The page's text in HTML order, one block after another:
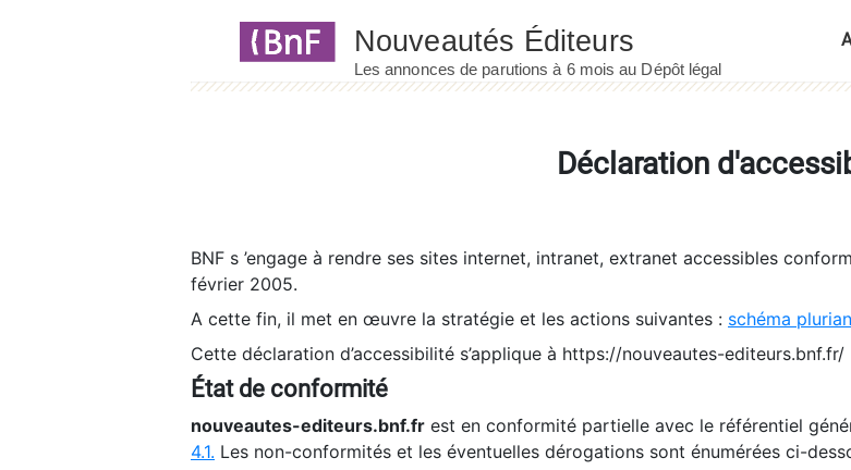
Déclaration
BNF s ’engage à rendre ses sites internet, intranet, extranet accessibles
février 2005.
A cette fin, il met en œuvre la stratégie et les actions suivantes : schéma
Cette déclaration d’accessibilité s’applique à https://nouveautes-editeurs.bnf.fr/
État de conformité
nouveautes-editeurs.bnf.fr est en conformité partielle avec le référentiel
4.1. Les non-conformités et les éventuelles dérogations sont énumérées ci-